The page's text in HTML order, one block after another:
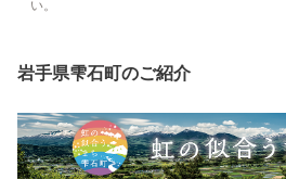
い。
岩手県雫石町のご紹介